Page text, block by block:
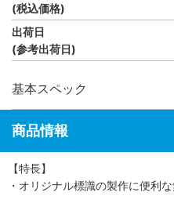
(税込価格)
出荷日
(参考出荷日)
基本スペック
商品情報
【特長】
・オリジナル標識の製作に便利